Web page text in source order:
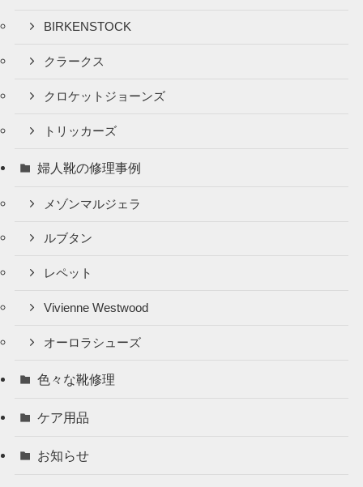
BIRKENSTOCK
クラークス
クロケットジョーンズ
トリッカーズ
婦人靴の修理事例
メゾンマルジェラ
ルブタン
レペット
Vivienne Westwood
オーロラシューズ
色々な靴修理
ケア用品
お知らせ